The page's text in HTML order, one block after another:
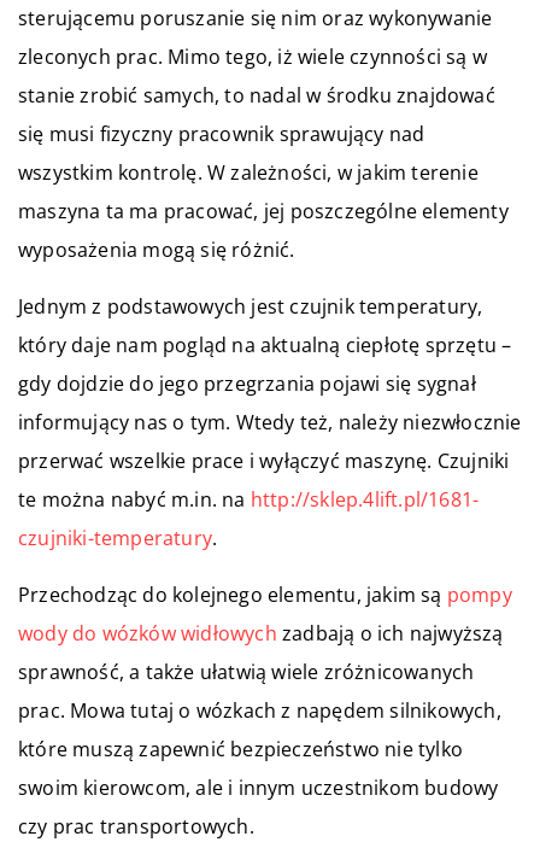
sterującemu poruszanie się nim oraz wykonywanie
zleconych prac. Mimo tego, iż wiele czynności są w
stanie zrobić samych, to nadal w środku znajdować
się musi fizyczny pracownik sprawujący nad
wszystkim kontrolę. W zależności, w jakim terenie
maszyna ta ma pracować, jej poszczególne elementy
wyposażenia mogą się różnić.
Jednym z podstawowych jest czujnik temperatury,
który daje nam pogląd na aktualną ciepłotę sprzętu –
gdy dojdzie do jego przegrzania pojawi się sygnał
informujący nas o tym. Wtedy też, należy niezwłocznie
przerwać wszelkie prace i wyłączyć maszynę. Czujniki
te można nabyć m.in. na http://sklep.4lift.pl/1681-
czujniki-temperatury.
Przechodząc do kolejnego elementu, jakim są pompy
wody do wózków widłowych zadbają o ich najwyższą
sprawność, a także ułatwią wiele zróżnicowanych
prac. Mowa tutaj o wózkach z napędem silnikowych,
które muszą zapewnić bezpieczeństwo nie tylko
swoim kierowcom, ale i innym uczestnikom budowy
czy prac transportowych.